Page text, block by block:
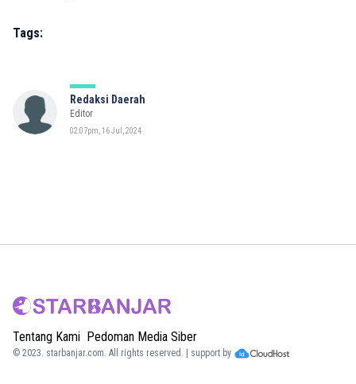
Tags:
Redaksi Daerah
Editor
02:07pm, 16 Jul, 2024
Tentang Kami Pedoman Media Siber
© 2023. starbanjar.com. All rights reserved. | support by